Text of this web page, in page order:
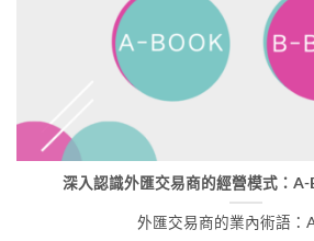
深入認識外匯交易商的經營模式：
外匯交易商的業內術語：